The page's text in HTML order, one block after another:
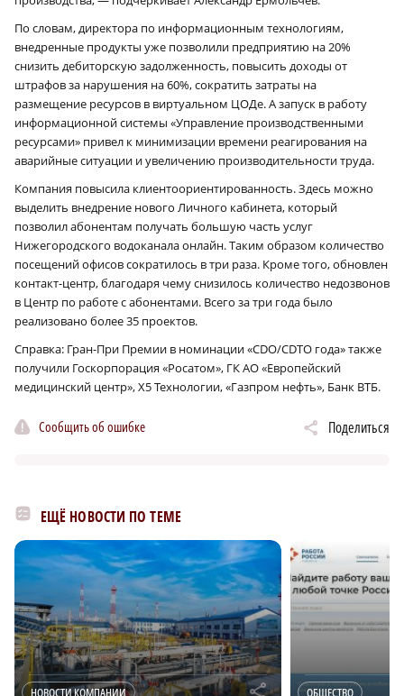
По словам, директора по информационным технологиям,
внедренные продукты уже позволили предприятию на 20%
снизить дебиторскую задолженность, повысить доходы от
штрафов за нарушения на 60%, сократить затраты на
размещение ресурсов в виртуальном ЦОДе. А запуск в работу
информационной системы «Управление производственными
ресурсами» привел к минимизации времени реагирования на
аварийные ситуации и увеличению производительности труда.
Компания повысила клиентоориентированность. Здесь можно
выделить внедрение нового Личного кабинета, который
позволил абонентам получать большую часть услуг
Нижегородского водоканала онлайн. Таким образом количество
посещений офисов сократилось в три раза. Кроме того, обновлен
контакт-центр, благодаря чему снизилось количество недозвонов
в Центр по работе с абонентами. Всего за три года было
реализовано более 35 проектов.
Справка: Гран-При Премии в номинации «CDO/CDTO года» также
получили Госкорпорация «Росатом», ГК АО «Европейский
медицинский центр», Х5 Технологии, «Газпром нефть», Банк ВТБ.
Сообщить об ошибке Поделиться
ЕЩЁ НОВОСТИ ПО ТЕМЕ
r